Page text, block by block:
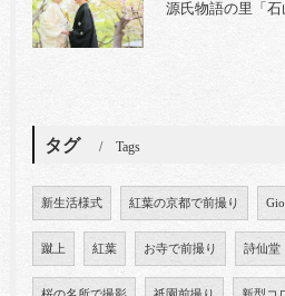
源氏物語の里「石
タグ Tags
新生活様式 紅葉の京都で前撮り
蹴上 紅葉 お寺で前撮り 詩仙堂